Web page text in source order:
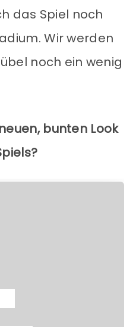
das Spiel noch
Wir werden
noch ein wenig
bunten Look